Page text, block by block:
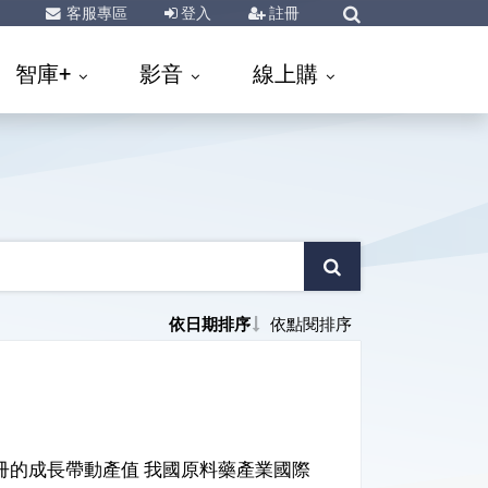
客服專區 登入 註冊
智庫+ 影音 線上購
依日期排序 依點閱排序
成長帶動產值 我國原料藥產業國際